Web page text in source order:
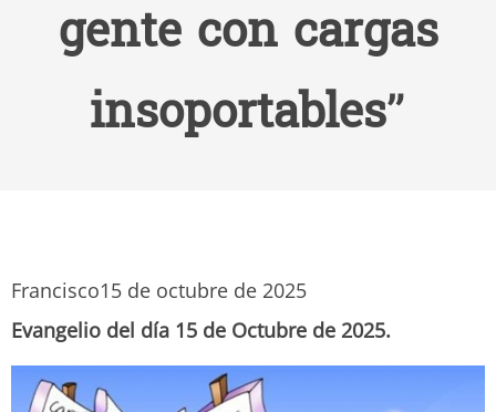
gente con cargas
insoportables”
Francisco15 de octubre de 2025
Evangelio del día 15 de Octubre de 2025.